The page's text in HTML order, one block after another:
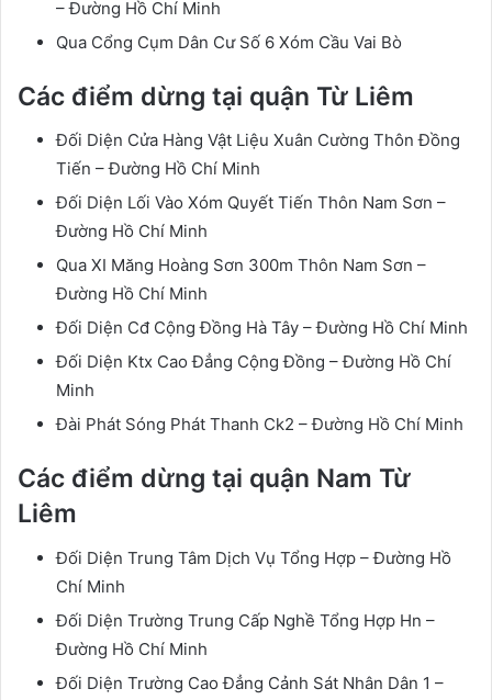
– Đường Hồ Chí Minh
Qua Cổng Cụm Dân Cư Số 6 Xóm Cầu Vai Bò
Các điểm dừng tại quận Từ Liêm
Đối Diện Cửa Hàng Vật Liệu Xuân Cường Thôn Đồng
Tiến – Đường Hồ Chí Minh
Đối Diện Lối Vào Xóm Quyết Tiến Thôn Nam Sơn –
Đường Hồ Chí Minh
Qua XI Măng Hoàng Sơn 300m Thôn Nam Sơn –
Đường Hồ Chí Minh
Đối Diện Cđ Cộng Đồng Hà Tây – Đường Hồ Chí Minh
Đối Diện Ktx Cao Đẳng Cộng Đồng – Đường Hồ Chí
Minh
Đài Phát Sóng Phát Thanh Ck2 – Đường Hồ Chí Minh
Các điểm dừng tại quận Nam Từ
Liêm
Đối Diện Trung Tâm Dịch Vụ Tổng Hợp – Đường Hồ
Chí Minh
Đối Diện Trường Trung Cấp Nghề Tổng Hợp Hn –
Đường Hồ Chí Minh
Đối Diện Trường Cao Đẳng Cảnh Sát Nhân Dân 1 –